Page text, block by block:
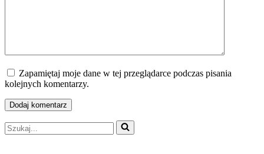
Zapamiętaj moje dane w tej przeglądarce podczas pisania
kolejnych komentarzy.
Szukaj...